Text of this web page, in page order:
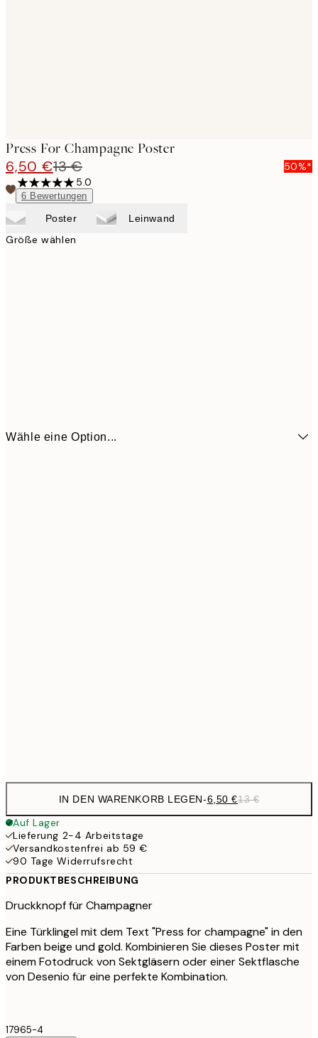
Press For Champagne Poster
6,50 €13 €
50%*
5.0
6 Bewertungen
Poster Leinwand
Größe wählen
Wähle eine Option...
IN DEN WARENKORB LEGEN-6,50 €13 €
Auf Lager
Lieferung 2-4 Arbeitstage
Versandkostenfrei ab 59 €
90 Tage Widerrufsrecht
PRODUKTBESCHREIBUNG
Druckknopf für Champagner
Eine Türklingel mit dem Text "Press for champagne" in den
Farben beige und gold. Kombinieren Sie dieses Poster mit
einem Fotodruck von Sektgläsern oder einer Sektflasche
von Desenio für eine perfekte Kombination.
17965-4